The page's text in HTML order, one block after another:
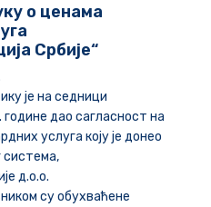
о ценама
Србије“
је на седници
дао сагласност на
услуга коју је донео
система,
д.о.о.
су обухваћене